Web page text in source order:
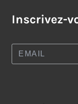
Inscrivez-